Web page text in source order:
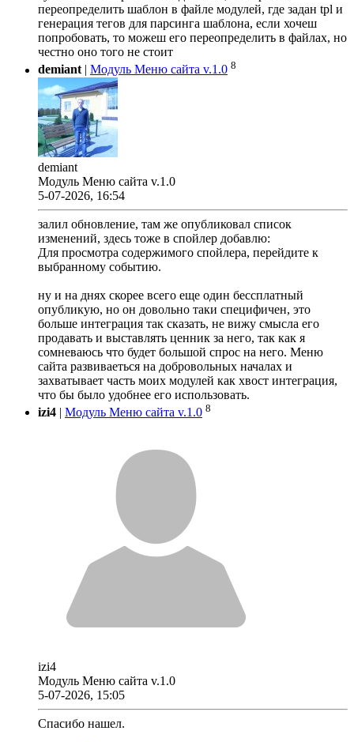
переопределить шаблон в файле модулей, где задан tpl и
генерация тегов для парсинга шаблона, если хочеш
попробовать, то можеш его переопределить в файлах, но
честно оно того не стоит
demiant| Модуль Меню сайта v.1.0 8
demiant
Модуль Меню сайта v.1.0
5-07-2026, 16:54
залил обновление, там же опубликовал список
изменений, здесь тоже в спойлер добавлю:
Для просмотра содержимого спойлера, перейдите к
выбранному событию.
ну и на днях скорее всего еще один бессплатный
опубликую, но он довольно таки специфичен, это
больше интеграция так сказать, не вижу смысла его
продавать и выставлять ценник за него, так как я
сомневаюсь что будет большой спрос на него. Меню
сайта развиваеться на добровольных началах и
захватывает часть моих модулей как хвост интеграция,
что бы было удобнее его использовать.
izi4 | Модуль Меню сайта v.1.0 8
izi4
Модуль Меню сайта v.1.0
5-07-2026, 15:05
Спасибо нашел.